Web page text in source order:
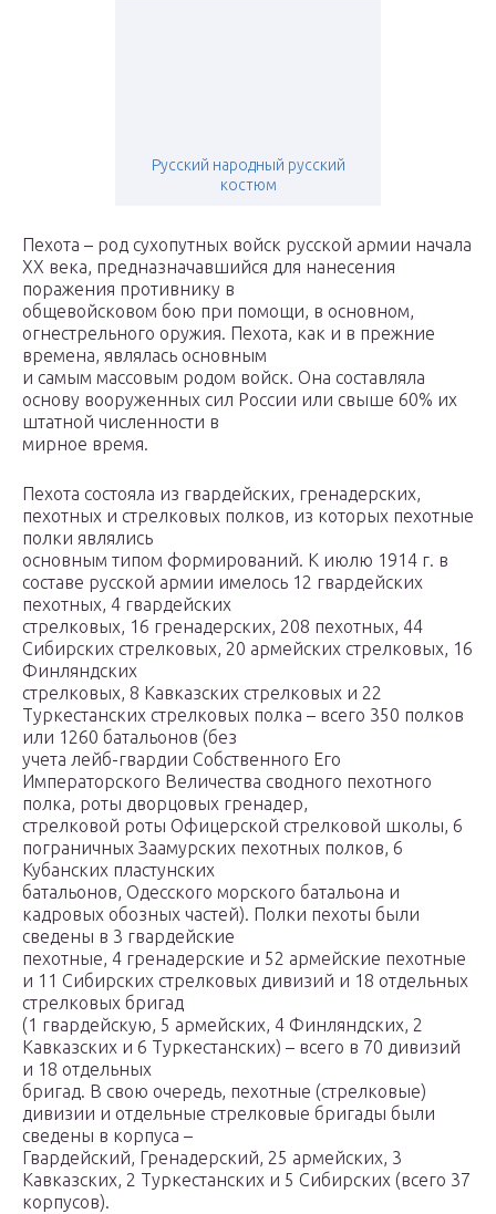
Русский народный русский
костюм
Пехота – род сухопутных войск русской армии начала
XX века, предназначавшийся для нанесения
поражения противнику в
общевойсковом бою при помощи, в основном,
огнестрельного оружия. Пехота, как и в прежние
времена, являлась основным
и самым массовым родом войск. Она составляла
основу вооруженных сил России или свыше 60% их
штатной численности в
мирное время.
Пехота состояла из гвардейских, гренадерских,
пехотных и стрелковых полков, из которых пехотные
полки являлись
основным типом формирований. К июлю 1914 г. в
составе русской армии имелось 12 гвардейских
пехотных, 4 гвардейских
стрелковых, 16 гренадерских, 208 пехотных, 44
Сибирских стрелковых, 20 армейских стрелковых, 16
Финляндских
стрелковых, 8 Кавказских стрелковых и 22
Туркестанских стрелковых полка – всего 350 полков
или 1260 батальонов (без
учета лейб-гвардии Собственного Его
Императорского Величества сводного пехотного
полка, роты дворцовых гренадер,
стрелковой роты Офицерской стрелковой школы, 6
пограничных Заамурских пехотных полков, 6
Кубанских пластунских
батальонов, Одесского морского батальона и
кадровых обозных частей). Полки пехоты были
сведены в 3 гвардейские
пехотные, 4 гренадерские и 52 армейские пехотные
и 11 Сибирских стрелковых дивизий и 18 отдельных
стрелковых бригад
(1 гвардейскую, 5 армейских, 4 Финляндских, 2
Кавказских и 6 Туркестанских) – всего в 70 дивизий
и 18 отдельных
бригад. В свою очередь, пехотные (стрелковые)
дивизии и отдельные стрелковые бригады были
сведены в корпуса –
Гвардейский, Гренадерский, 25 армейских, 3
Кавказских, 2 Туркестанских и 5 Сибирских (всего 37
корпусов).